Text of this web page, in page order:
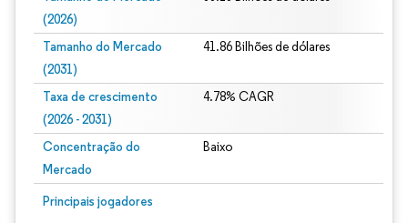
(2026)
Tamanho do Mercado
(2031)
41.86 Bilhões de dólares
Taxa de crescimento
(2026 - 2031)
4.78% CAGR
Concentração do
Mercado
Baixo
Principais jogadores
Imagem © Mordor Intelligence. O reuso requer atribuição conforme CC BY 4.0.